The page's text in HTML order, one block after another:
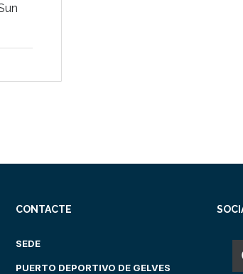
CONTACTE
SEDE
PUERTO DEPORTIVO DE GELVES